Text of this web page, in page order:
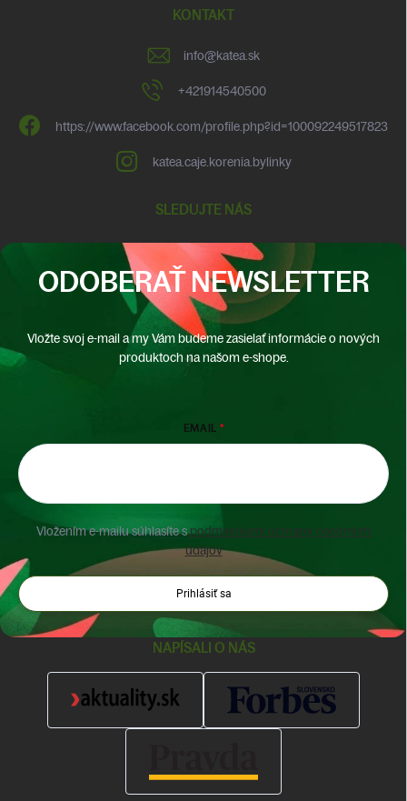
KONTAKT
info@katea.sk
+421914540500
https://www.facebook.com/profile.php?id=100092249517823
katea.caje.korenia.bylinky
SLEDUJTE NÁS
ODOBERAŤ NEWSLETTER
Vložte svoj e-mail a my Vám budeme zasielať informácie o nových
produktoch na našom e-shope.
EMAIL
Vložením e-mailu súhlasíte spodmienkami ochrany osobných
údajov
Prihlásiť sa
NAPÍSALI O NÁS